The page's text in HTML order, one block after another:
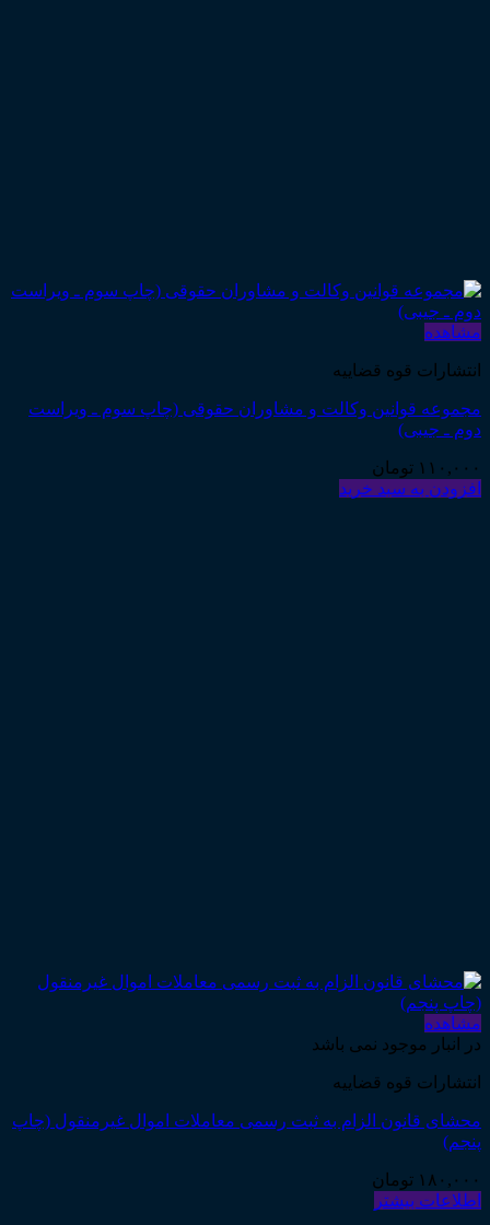
مشاهده
انتشارات قوه قضاییه
مجموعه قوانین وکالت و مشاوران حقوقی (چاپ سوم ـ ویراست
دوم ـ جیبی)
۱۱۰,۰۰۰ تومان
افزودن به سبد خرید
مشاهده
در انبار موجود نمی باشد
انتشارات قوه قضاییه
محشای قانون الزام به ثبت رسمی معاملات اموال غیرمنقول (چاپ
پنجم)
۱۸۰,۰۰۰ تومان
اطلاعات بیشتر